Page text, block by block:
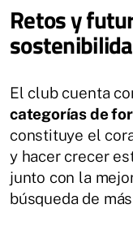
Retos y
El club cuenta
categorías de
constituye el
y hacer crecer
junto con la
búsqueda de